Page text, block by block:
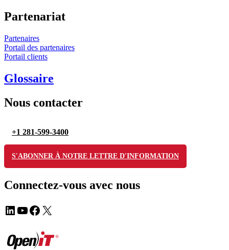
Partenariat
Partenaires
Portail des partenaires
Portail clients
Glossaire
Nous contacter
+1 281-599-3400
S'ABONNER À NOTRE LETTRE D'INFORMATION
Connectez-vous avec nous